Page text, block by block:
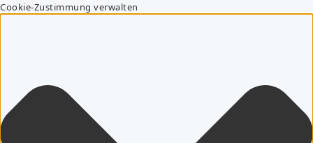
Cookie-Zustimmung verwalten